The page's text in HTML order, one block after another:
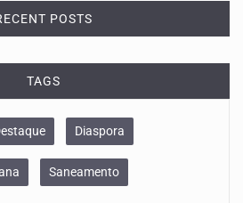
POSTS
TAGS
Diaspora
Saneamento